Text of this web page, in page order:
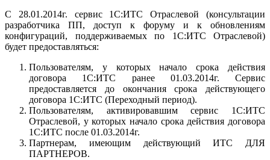
С 28.01.2014г. сервис 1С:ИТС Отраслевой (консультации
разработчика ПП, доступ к форуму и к обновлениям
конфигураций, поддерживаемых по 1С:ИТС Отраслевой)
будет предоставляться:
Пользователям, у которых начало срока действия
договора 1С:ИТС ранее 01.03.2014г. Сервис
предоставляется до окончания срока действующего
договора 1С:ИТС (Переходный период).
Пользователям, активировавшим сервис 1С:ИТС
Отраслевой, у которых начало срока действия договора
1С:ИТС после 01.03.2014г.
Партнерам, имеющим действующий ИТС ДЛЯ
ПАРТНЕРОВ.